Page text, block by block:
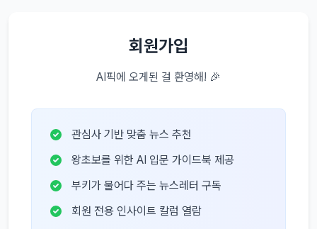
회원가입
AI픽에 오게된 걸 환영해! 🎉
관심사 기반 맞춤 뉴스 추천
왕초보를 위한 AI 입문 가이드북 제공
부키가 물어다 주는 뉴스레터 구독
회원 전용 인사이트 칼럼 열람